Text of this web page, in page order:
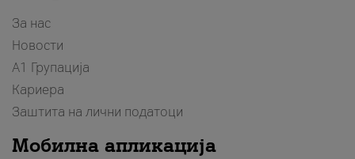
За нас
Новости
А1 Групација
Кариера
Заштита на лични податоци
Мобилна апликација